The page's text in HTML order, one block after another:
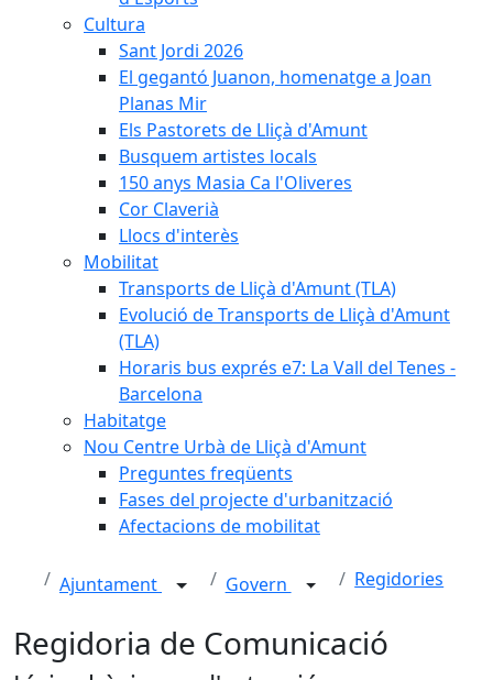
Cultura
Sant Jordi 2026
El gegantó Juanon, homenatge a Joan
Planas Mir
Els Pastorets de Lliçà d'Amunt
Busquem artistes locals
150 anys Masia Ca l'Oliveres
Cor Claverià
Llocs d'interès
Mobilitat
Transports de Lliçà d'Amunt (TLA)
Evolució de Transports de Lliçà d'Amunt
(TLA)
Horaris bus exprés e7: La Vall del Tenes -
Barcelona
Habitatge
Nou Centre Urbà de Lliçà d'Amunt
Preguntes freqüents
Fases del projecte d'urbanització
Afectacions de mobilitat
Ajuntament Govern Regidories
Regidoria de Comunicació